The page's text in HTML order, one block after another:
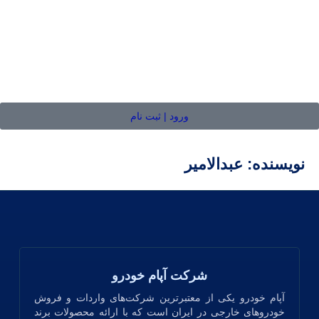
ورود | ثبت نام
نویسنده: عبدالامیر
شرکت آپام خودرو
آپام خودرو یکی از معتبرترین شرکت‌های واردات و فروش
خودروهای خارجی در ایران است که با ارائه محصولات برند